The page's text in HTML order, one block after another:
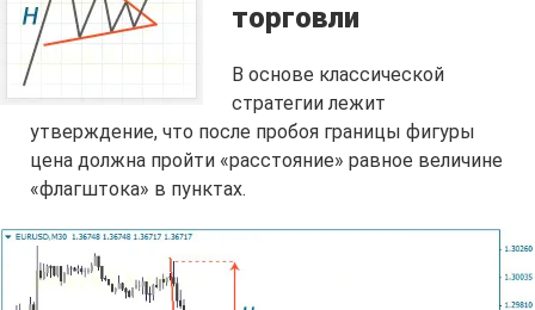
торговли
В основе классической
стратегии лежит
утверждение, что после пробоя границы фигуры
цена должна пройти «расстояние» равное величине
«флагштока» в пунктах.